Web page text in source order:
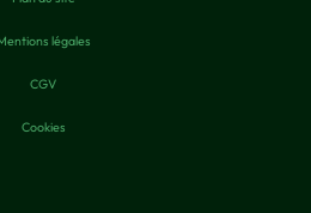
légales
CGV
Cookies